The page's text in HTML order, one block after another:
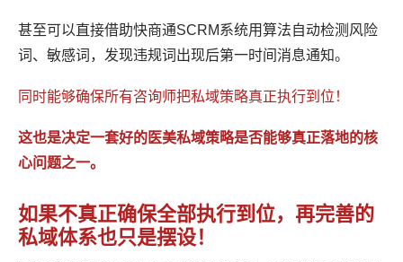
甚至可以直接借助快商通SCRM系统用算法自动检测风险
词、敏感词，发现违规词出现后第一时间消息通知。
同时能够确保所有咨询师把私域策略真正执行到位！
这也是决定一套好的医美私域策略是否能够真正落地的核
心问题之一。
如果不真正确保全部执行到位，再完善的
私域体系也只是摆设！